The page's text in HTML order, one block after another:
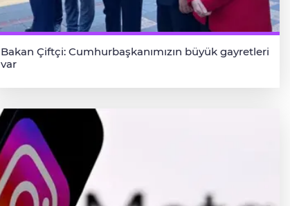
Bakan Çiftçi: Cumhurbaşkanımızın büyük gayretleri
var